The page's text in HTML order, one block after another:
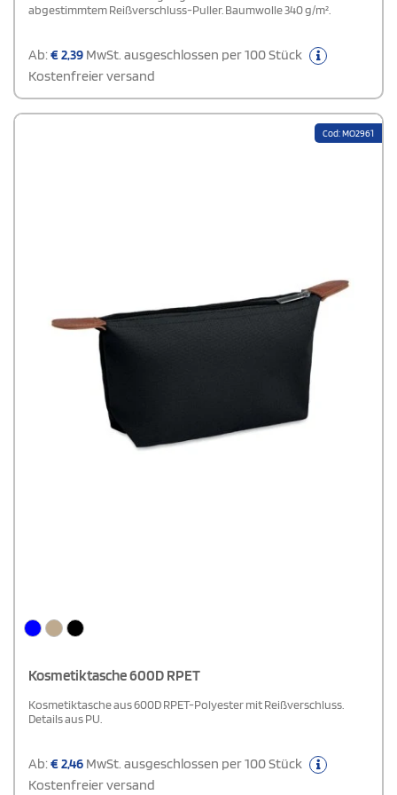
abgestimmtem Reißverschluss-Puller. Baumwolle 340 g/m².
Ab:€2,39 MwSt. ausgeschlossen per 100 Stück
Kostenfreier versand
Cod: MO2961
Kosmetiktasche 600D RPET
Kosmetiktasche aus 600D RPET-Polyester mit Reißverschluss.
Details aus PU.
Ab:€2,46 MwSt. ausgeschlossen per 100 Stück
Kostenfreier versand